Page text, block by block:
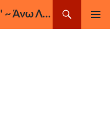
ΣΕΠΕ "Ηρώ Κωνσταντοπούλου" ~ Άνω Λιόσια, Ζεφύρι, Φυλή